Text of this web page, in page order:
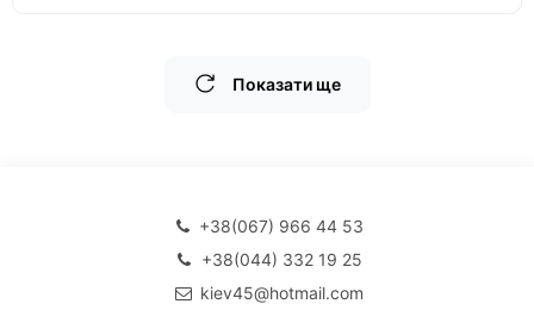
Показати ще
+38(067) 966 44 53
+38(044) 332 19 25
kiev45@hotmail.com